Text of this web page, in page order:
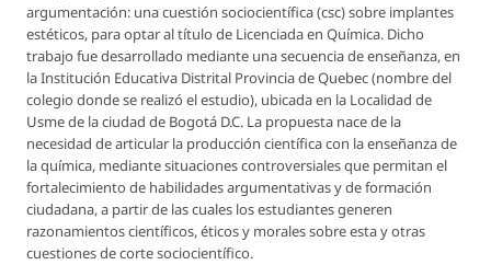
argumentación: una cuestión sociocientífica (csc) sobre implantes
estéticos, para optar al título de Licenciada en Química. Dicho
trabajo fue desarrollado mediante una secuencia de enseñanza, en
la Institución Educativa Distrital Provincia de Quebec (nombre del
colegio donde se realizó el estudio), ubicada en la Localidad de
Usme de la ciudad de Bogotá D.C. La propuesta nace de la
necesidad de articular la producción científica con la enseñanza de
la química, mediante situaciones controversiales que permitan el
fortalecimiento de habilidades argumentativas y de formación
ciudadana, a partir de las cuales los estudiantes generen
razonamientos científicos, éticos y morales sobre esta y otras
cuestiones de corte sociocientífico.